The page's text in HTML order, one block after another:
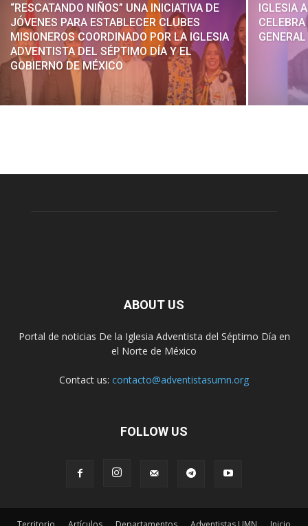
“RESCATANDO NIÑOS” UNA INICIATIVA DE
JÓVENES PARA ESTABLECER CLUBES
MISIONEROS COORDINADO POR LA IGLESIA
ADVENTISTA DEL SÉPTIMO DÍA Y EL
GOBIERNO DE MÉXICO
IGLESIA
GENERAL
ABOUT US
Portal de noticias De la Iglesia Adventista del Séptimo Día en
el Norte de México
Contact us: contacto@adventistasumn.org
FOLLOW US